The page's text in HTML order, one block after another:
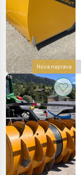
Nova naprava